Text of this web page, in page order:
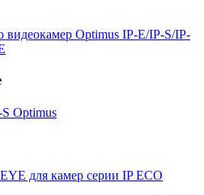
Optimus IP-E/IP-S/IP-
Optimus
для камер серии IP ECO